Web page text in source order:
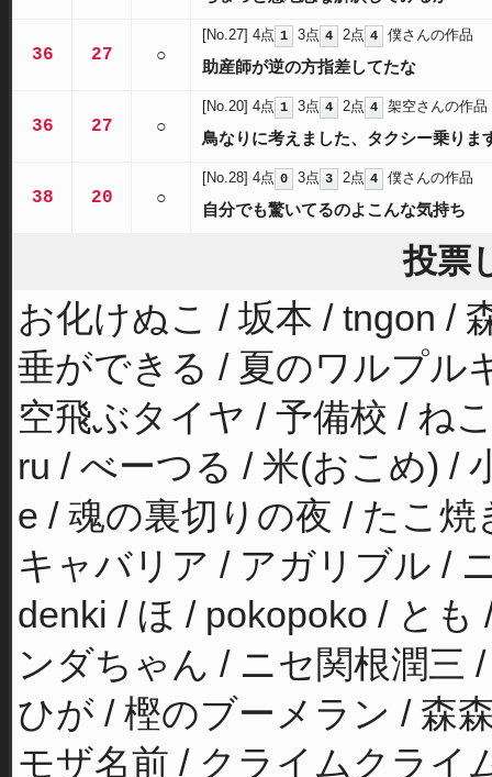
36 27 ○
[No.27] 4点 1 3点 4 2点 4 僕さんの作品
助産師が逆の方指差してたな
36 27 ○
[No.20] 4点 1 3点 4 2点 4 架空さんの作品
鳥なりに考えました、タクシー乗りま
38 20 ○
[No.28] 4点 0 3点 3 2点 4 僕さんの作品
自分でも驚いてるのよこんな気持ち
投票
お化けぬこ / 坂本 / tngon /
垂ができる / 夏のワルプル
空飛ぶタイヤ / 予備校 / ね
ru / べーつる / 米(おこめ) /
e / 魂の裏切りの夜 / たこ
キャバリア / アガリブル /
denki / ほ / pokopoko / と
ンダちゃん / ニセ関根潤三
ひが / 樫のブーメラン / 森
モザ名前 / クライムクライ